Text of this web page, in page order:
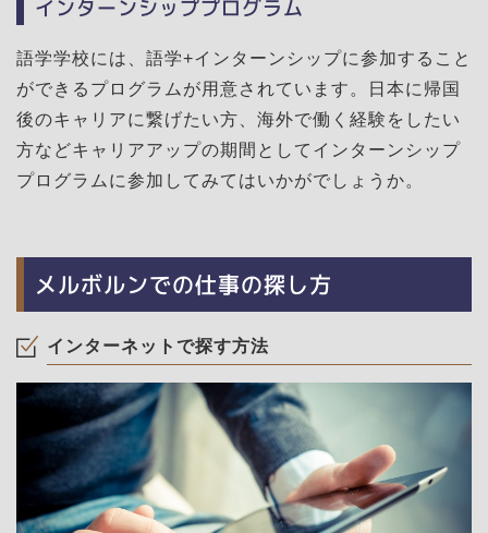
インターンシッププログラム
語学学校には、語学+インターンシップに参加すること
ができるプログラムが用意されています。日本に帰国
後のキャリアに繋げたい方、海外で働く経験をしたい
方などキャリアアップの期間としてインターンシップ
プログラムに参加してみてはいかがでしょうか。
メルボルンでの仕事の探し方
インターネットで探す方法